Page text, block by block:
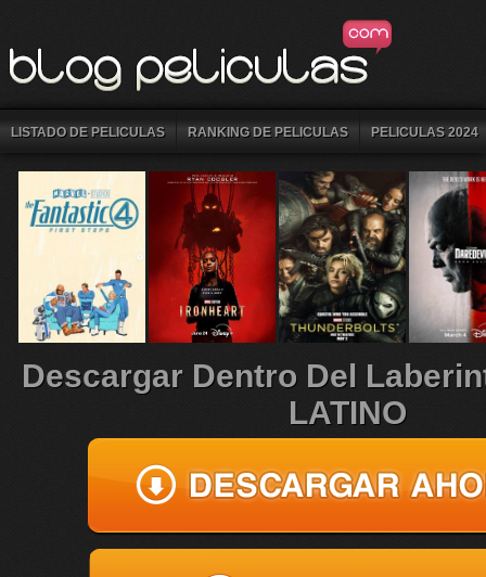
LISTADO DE PELICULAS RANKING DE PELICULAS PELICULAS 2024
Descargar Dentro Del
LATINO